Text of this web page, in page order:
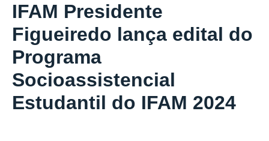
IFAM Presidente
Figueiredo lança edital do
Programa
Socioassistencial
Estudantil do IFAM 2024